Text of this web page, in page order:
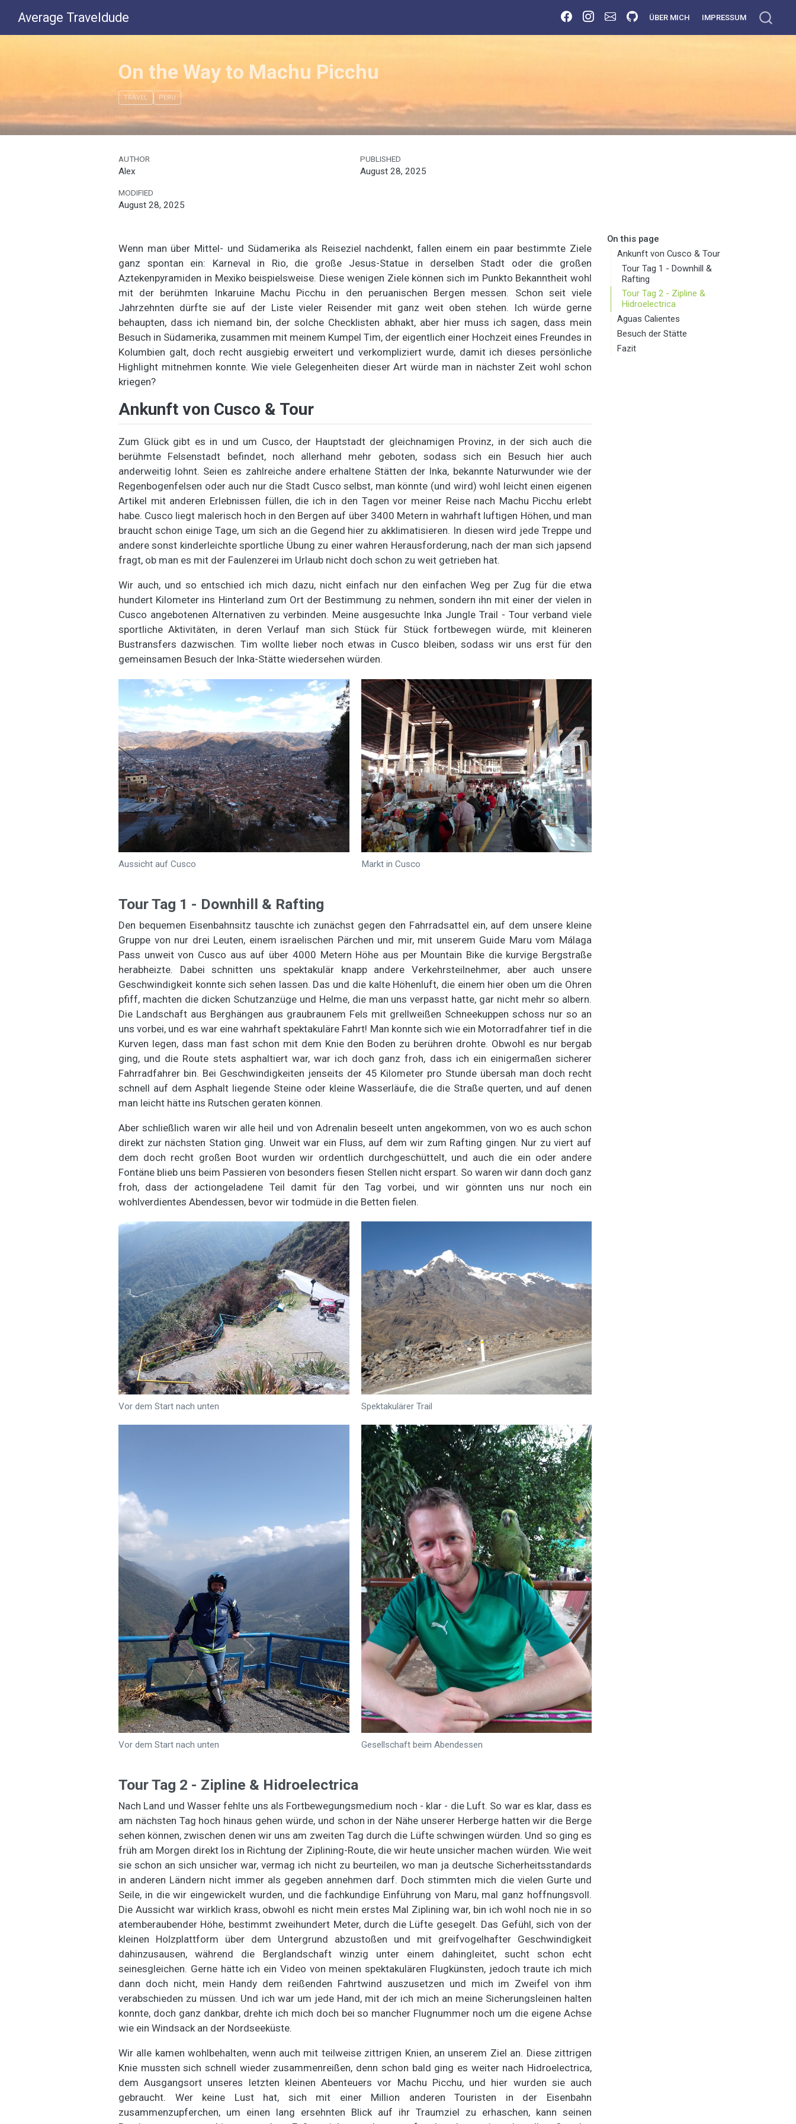
Average Traveldude ÜBER MICH IMPRESSUM
On the Way to Machu Picchu
TRAVEL PERU
AUTHOR
Alex
PUBLISHED
August 28, 2025
MODIFIED
August 28, 2025
On this page
Ankunft von Cusco & Tour
Tour Tag 1 - Downhill &
Rafting
Tour Tag 2 - Zipline &
Hidroelectrica
Aguas Calientes
Besuch der Stätte
Fazit
Wenn man über Mittel- und Südamerika als Reiseziel nachdenkt, fallen einem ein paar bestimmte Ziele
ganz spontan ein: Karneval in Rio, die große Jesus-Statue in derselben Stadt oder die großen
Aztekenpyramiden in Mexiko beispielsweise. Diese wenigen Ziele können sich im Punkto Bekanntheit wohl
mit der berühmten Inkaruine Machu Picchu in den peruanischen Bergen messen. Schon seit viele
Jahrzehnten dürfte sie auf der Liste vieler Reisender mit ganz weit oben stehen. Ich würde gerne
behaupten, dass ich niemand bin, der solche Checklisten abhakt, aber hier muss ich sagen, dass mein
Besuch in Südamerika, zusammen mit meinem Kumpel Tim, der eigentlich einer Hochzeit eines Freundes in
Kolumbien galt, doch recht ausgiebig erweitert und verkompliziert wurde, damit ich dieses persönliche
Highlight mitnehmen konnte. Wie viele Gelegenheiten dieser Art würde man in nächster Zeit wohl schon
kriegen?
Ankunft von Cusco & Tour
Zum Glück gibt es in und um Cusco, der Hauptstadt der gleichnamigen Provinz, in der sich auch die
berühmte Felsenstadt befindet, noch allerhand mehr geboten, sodass sich ein Besuch hier auch
anderweitig lohnt. Seien es zahlreiche andere erhaltene Stätten der Inka, bekannte Naturwunder wie der
Regenbogenfelsen oder auch nur die Stadt Cusco selbst, man könnte (und wird) wohl leicht einen eigenen
Artikel mit anderen Erlebnissen füllen, die ich in den Tagen vor meiner Reise nach Machu Picchu erlebt
habe. Cusco liegt malerisch hoch in den Bergen auf über 3400 Metern in wahrhaft luftigen Höhen, und man
braucht schon einige Tage, um sich an die Gegend hier zu akklimatisieren. In diesen wird jede Treppe und
andere sonst kinderleichte sportliche Übung zu einer wahren Herausforderung, nach der man sich japsend
fragt, ob man es mit der Faulenzerei im Urlaub nicht doch schon zu weit getrieben hat.
Wir auch, und so entschied ich mich dazu, nicht einfach nur den einfachen Weg per Zug für die etwa
hundert Kilometer ins Hinterland zum Ort der Bestimmung zu nehmen, sondern ihn mit einer der vielen in
Cusco angebotenen Alternativen zu verbinden. Meine ausgesuchte Inka Jungle Trail - Tour verband viele
sportliche Aktivitäten, in deren Verlauf man sich Stück für Stück fortbewegen würde, mit kleineren
Bustransfers dazwischen. Tim wollte lieber noch etwas in Cusco bleiben, sodass wir uns erst für den
gemeinsamen Besuch der Inka-Stätte wiedersehen würden.
Aussicht auf Cusco Markt in Cusco
Tour Tag 1 - Downhill & Rafting
Den bequemen Eisenbahnsitz tauschte ich zunächst gegen den Fahrradsattel ein, auf dem unsere kleine
Gruppe von nur drei Leuten, einem israelischen Pärchen und mir, mit unserem Guide Maru vom Málaga
Pass unweit von Cusco aus auf über 4000 Metern Höhe aus per Mountain Bike die kurvige Bergstraße
herabheizte. Dabei schnitten uns spektakulär knapp andere Verkehrsteilnehmer, aber auch unsere
Geschwindigkeit konnte sich sehen lassen. Das und die kalte Höhenluft, die einem hier oben um die Ohren
pfiff, machten die dicken Schutzanzüge und Helme, die man uns verpasst hatte, gar nicht mehr so albern.
Die Landschaft aus Berghängen aus graubraunem Fels mit grellweißen Schneekuppen schoss nur so an
uns vorbei, und es war eine wahrhaft spektakuläre Fahrt! Man konnte sich wie ein Motorradfahrer tief in die
Kurven legen, dass man fast schon mit dem Knie den Boden zu berühren drohte. Obwohl es nur bergab
ging, und die Route stets asphaltiert war, war ich doch ganz froh, dass ich ein einigermaßen sicherer
Fahrradfahrer bin. Bei Geschwindigkeiten jenseits der 45 Kilometer pro Stunde übersah man doch recht
schnell auf dem Asphalt liegende Steine oder kleine Wasserläufe, die die Straße querten, und auf denen
man leicht hätte ins Rutschen geraten können.
Aber schließlich waren wir alle heil und von Adrenalin beseelt unten angekommen, von wo es auch schon
direkt zur nächsten Station ging. Unweit war ein Fluss, auf dem wir zum Rafting gingen. Nur zu viert auf
dem doch recht großen Boot wurden wir ordentlich durchgeschüttelt, und auch die ein oder andere
Fontäne blieb uns beim Passieren von besonders fiesen Stellen nicht erspart. So waren wir dann doch ganz
froh, dass der actiongeladene Teil damit für den Tag vorbei, und wir gönnten uns nur noch ein
wohlverdientes Abendessen, bevor wir todmüde in die Betten fielen.
Vor dem Start nach unten Spektakulärer Trail
Vor dem Start nach unten Gesellschaft beim Abendessen
Tour Tag 2 - Zipline & Hidroelectrica
Nach Land und Wasser fehlte uns als Fortbewegungsmedium noch - klar - die Luft. So war es klar, dass es
am nächsten Tag hoch hinaus gehen würde, und schon in der Nähe unserer Herberge hatten wir die Berge
sehen können, zwischen denen wir uns am zweiten Tag durch die Lüfte schwingen würden. Und so ging es
früh am Morgen direkt los in Richtung der Ziplining-Route, die wir heute unsicher machen würden. Wie weit
sie schon an sich unsicher war, vermag ich nicht zu beurteilen, wo man ja deutsche Sicherheitsstandards
in anderen Ländern nicht immer als gegeben annehmen darf. Doch stimmten mich die vielen Gurte und
Seile, in die wir eingewickelt wurden, und die fachkundige Einführung von Maru, mal ganz hoffnungsvoll.
Die Aussicht war wirklich krass, obwohl es nicht mein erstes Mal Ziplining war, bin ich wohl noch nie in so
atemberaubender Höhe, bestimmt zweihundert Meter, durch die Lüfte gesegelt. Das Gefühl, sich von der
kleinen Holzplattform über dem Untergrund abzustoßen und mit greifvogelhafter Geschwindigkeit
dahinzusausen, während die Berglandschaft winzig unter einem dahingleitet, sucht schon echt
seinesgleichen. Gerne hätte ich ein Video von meinen spektakulären Flugkünsten, jedoch traute ich mich
dann doch nicht, mein Handy dem reißenden Fahrtwind auszusetzen und mich im Zweifel von ihm
verabschieden zu müssen. Und ich war um jede Hand, mit der ich mich an meine Sicherungsleinen halten
konnte, doch ganz dankbar, drehte ich mich doch bei so mancher Flugnummer noch um die eigene Achse
wie ein Windsack an der Nordseeküste.
Wir alle kamen wohlbehalten, wenn auch mit teilweise zittrigen Knien, an unserem Ziel an. Diese zittrigen
Knie mussten sich schnell wieder zusammenreißen, denn schon bald ging es weiter nach Hidroelectrica,
dem Ausgangsort unseres letzten kleinen Abenteuers vor Machu Picchu, und hier wurden sie auch
gebraucht. Wer keine Lust hat, sich mit einer Million anderen Touristen in der Eisenbahn
zusammenzupferchen, um einen lang ersehnten Blick auf ihr Traumziel zu erhaschen, kann seinen